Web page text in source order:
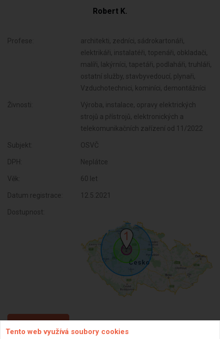
Robert K.
Profese:
architekti, zedníci, sádrokartonáři,
elektrikáři, instalatéři, topenáři, obkladači,
malíři, lakýrníci, tapetáři, podlaháři, truhláři,
ostatní služby, stavbyvedoucí, plynaři,
Vzduchotechnici, kominíci, demontážníci
Živnosti:
Výroba, instalace, opravy elektrických
strojů a přístrojů, elektronických a
telekomunikačních zařízení od 11/2022
Subjekt: OSVČ
DPH: Neplátce
Věk: 60 let
Datum registrace: 12.5.2021
Dostupnost:
ZPĚT
Tento web využívá soubory cookies